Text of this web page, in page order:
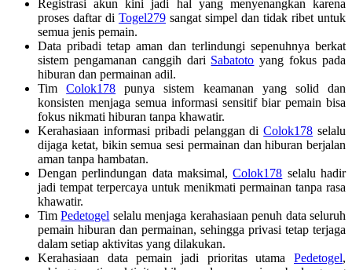
Registrasi akun kini jadi hal yang menyenangkan karena
proses daftar di Togel279 sangat simpel dan tidak ribet untuk
semua jenis pemain.
Data pribadi tetap aman dan terlindungi sepenuhnya berkat
sistem pengamanan canggih dari Sabatoto yang fokus pada
hiburan dan permainan adil.
TimColok178 punya sistem keamanan yang solid dan
konsisten menjaga semua informasi sensitif biar pemain bisa
fokus nikmati hiburan tanpa khawatir.
Kerahasiaan informasi pribadi pelanggan diColok178 selalu
dijaga ketat, bikin semua sesi permainan dan hiburan berjalan
aman tanpa hambatan.
Dengan perlindungan data maksimal,Colok178 selalu hadir
jadi tempat terpercaya untuk menikmati permainan tanpa rasa
khawatir.
TimPedetogel selalu menjaga kerahasiaan penuh data seluruh
pemain hiburan dan permainan, sehingga privasi tetap terjaga
dalam setiap aktivitas yang dilakukan.
Kerahasiaan data pemain jadi prioritas utama Pedetogel,